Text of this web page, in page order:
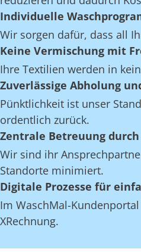
Individuelle
Wir sorgen dafür, dass all
Keine Vermischung mit
Ihre Textilien werden in
Zuverlässige Abholung
Pünktlichkeit ist unser
ordentlich zurück.
Zentrale Betreuung
Wir sind ihr
Standorte minimiert.
Digitale Prozesse für
Im WaschMal-
XRechnung.